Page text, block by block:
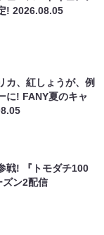
!2026.08.05
カ、紅しょうが、例
に! FANY夏のキャ
戦! 『トモダチ100
ズン2配信